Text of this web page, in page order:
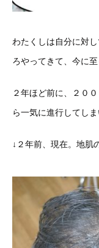
わたくしは自分に対
ろやってきて、今に至
２年ほど前に、２０
ら一気に進行してし
↓２年前、現在。地肌